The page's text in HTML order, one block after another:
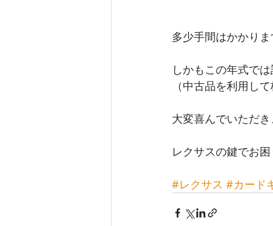
多少手間はかかり
しかもこの年式で
（中古品を利用して
大変喜んでいただ
レクサスの鍵でお
#レクサス #カード